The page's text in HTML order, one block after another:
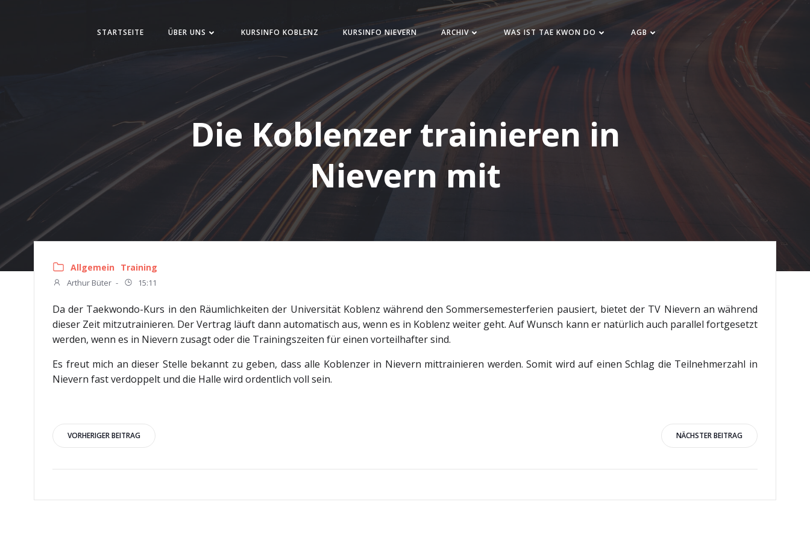
STARTSEITE ÜBER UNS KURSINFO KOBLENZ KURSINFO NIEVERN ARCHIV WAS IST TAE KWON DO AGB
Die Koblenzer trainieren in
Nievern mit
Allgemein Training
Arthur Büter - 15:11
Da der Taekwondo-Kurs in den Räumlichkeiten der Universität Koblenz während den Sommersemesterferien pausiert, bietet der TV Nievern an während
dieser Zeit mitzutrainieren. Der Vertrag läuft dann automatisch aus, wenn es in Koblenz weiter geht. Auf Wunsch kann er natürlich auch parallel fortgesetzt
werden, wenn es in Nievern zusagt oder die Trainingszeiten für einen vorteilhafter sind.
Es freut mich an dieser Stelle bekannt zu geben, dass alle Koblenzer in Nievern mittrainieren werden. Somit wird auf einen Schlag die Teilnehmerzahl in
Nievern fast verdoppelt und die Halle wird ordentlich voll sein.
Beitragsnavigation
VORHERIGER BEITRAG NÄCHSTER BEITRAG